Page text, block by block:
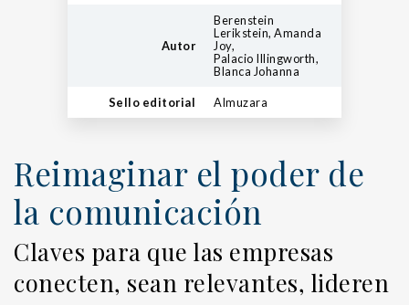
Autor
Berenstein
Lerikstein, Amanda
Joy,
Palacio Illingworth,
Blanca Johanna
Sello editorial Almuzara
Reimaginar el poder de
la comunicación
Claves para que las empresas
conecten, sean relevantes, lideren